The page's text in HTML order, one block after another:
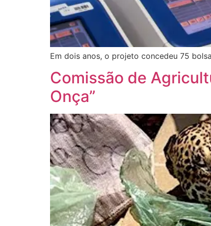
Em dois anos, o projeto concedeu 75
Comissão de
Onça”